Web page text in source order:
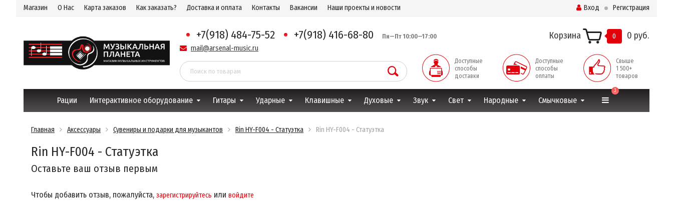
Магазин О Нас Карта заказов Как заказать? Доставка и оплата Контакты Вакансии Наши проекты и новости Вход Регистрация
+7(918) 484-75-52 +7(918) 416-68-80 Пн—Пт 10:00—17:00
mail@arsenal-music.ru
Корзина 0 0 руб.
Доступные
способы
доставки
Доступные
способы
оплаты
Свыше
1 500+
товаров
Рации Интерактивное оборудование Гитары Ударные Клавишные Духовые Звук Свет Народные Смычковые
3
Главная Аксессуары Сувениры и подарки для музыкантов Rin HY-F004 - Статуэтка Rin HY-F004 - Статуэтка
Rin HY-F004 - Статуэтка
Оставьте ваш отзыв первым
Чтобы добавить отзыв, пожалуйста, зарегистрируйтесь или войдите